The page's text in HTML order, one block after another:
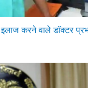
इलाज करने वाले डॉक्टर